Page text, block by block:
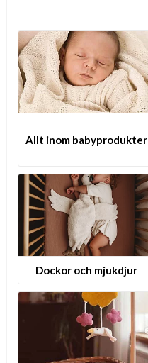
Allt inom babyprodukter
Dockor och mjukdjur